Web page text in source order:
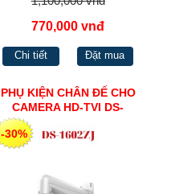
770,000 vnđ
Chi tiết Đặt mua
PHỤ KIỆN CHÂN ĐẾ CHO
CAMERA HD-TVI DS-
-30%